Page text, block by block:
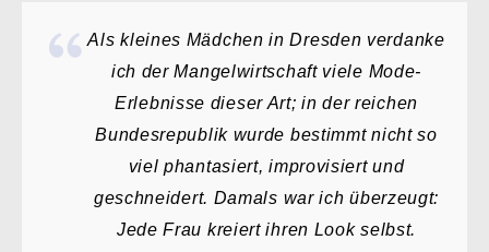
Als kleines Mädchen in Dresden verdanke
ich der Mangelwirtschaft viele Mode-
Erlebnisse dieser Art; in der reichen
Bundesrepublik wurde bestimmt nicht so
viel phantasiert, improvisiert und
geschneidert. Damals war ich überzeugt:
Jede Frau kreiert ihren Look selbst.